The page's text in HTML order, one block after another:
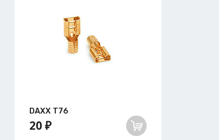
DAXX T76
20 ₽